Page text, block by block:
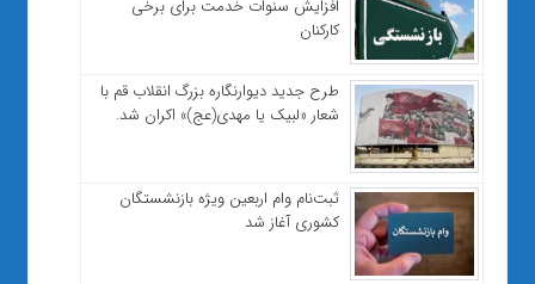
افزایش سنوات خدمت برای برخی
کارکنان
طرح جدید دیوارنگاره بزرگ انقلاب قم با
شعار «لبیک یا مهدی(عج)» اکران شد.
ثبت‌نام وام اربعین ویژه بازنشستگان
کشوری آغاز شد